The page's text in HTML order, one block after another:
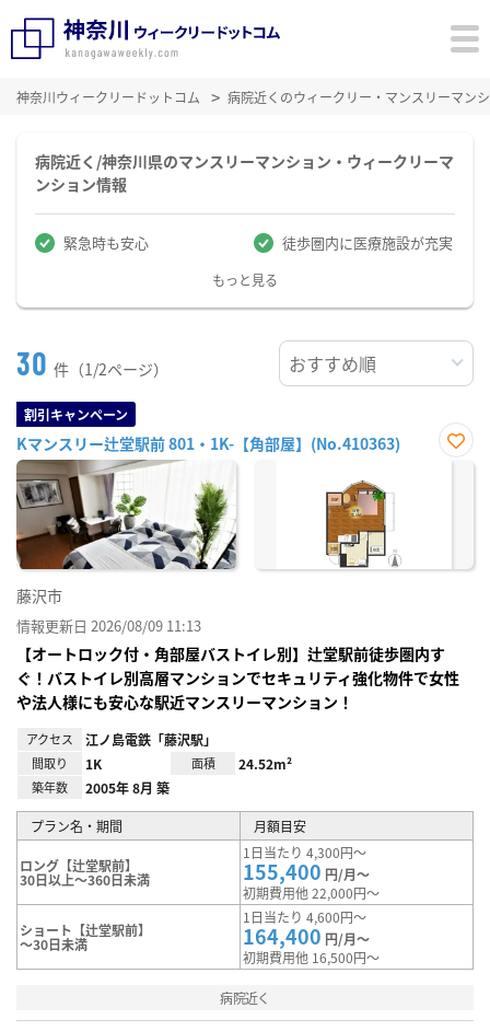
神奈川ウィークリードットコム 病院近くのウィークリー・マンスリーマン
病院近く/神奈川県のマンスリーマンション・ウィークリーマ
ンション情報
緊急時も安心 徒歩圏内に医療施設が充実
もっと見る
30 件（1/2ページ）
割引キャンペーン
Kマンスリー辻堂駅前 801・1K-【角部屋】(No.410363)
お気
藤沢市
情報更新日 2026/08/09 11:13
【オートロック付・角部屋バストイレ別】辻堂駅前徒歩圏内す
ぐ！バストイレ別高層マンションでセキュリティ強化物件で女性
や法人様にも安心な駅近マンスリーマンション！
アクセス 江ノ島電鉄「藤沢駅」
間取り 1K 面積 24.52m²
築年数 2005年 8月 築
プラン名・期間 月額目安
ロング【辻堂駅前】
30日以上～360日未満
1日当たり 4,300円～
155,400 円/月～
初期費用他 22,000円～
ショート【辻堂駅前】
～30日未満
1日当たり 4,600円～
164,400 円/月～
初期費用他 16,500円～
病院近く